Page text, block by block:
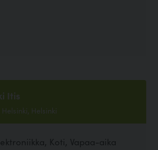
Itis
Helsinki
Koti, Vapaa-aika